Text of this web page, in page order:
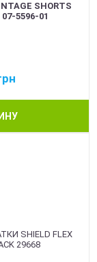
SHORTS
07-5596-01